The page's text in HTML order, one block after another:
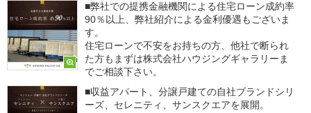
■弊社での提携金融機関による住宅ローン成約率
90％以上、弊社紹介による金利優遇もございま
す。
住宅ローンで不安をお持ちの方、他社で断られ
た方もまずは株式会社ハウジングギャラリーま
でご相談下さい。
■収益アパート、分譲戸建ての自社ブランドシリ
ーズ、セレニティ、サンスクエアを展開。